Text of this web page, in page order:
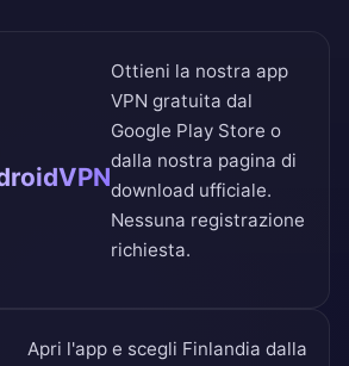
Ottieni la nostra app
VPN gratuita dal
Google Play Store o
dalla nostra pagina di
download ufficiale.
Nessuna registrazione
richiesta.
Apri l'app e scegli Finlandia dalla